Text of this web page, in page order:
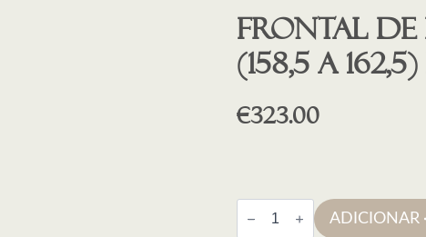
Frontal de
(158,5 a
€323.00
Quantidade
de
Frontal
ADICIONAR